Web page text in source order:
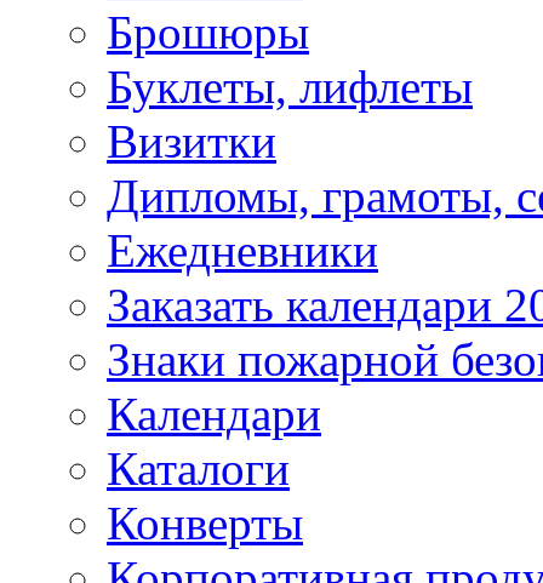
Брошюры
Буклеты, лифлеты
Визитки
Дипломы, грамоты,
Ежедневники
Заказать календари
Знаки пожарной
Календари
Каталоги
Конверты